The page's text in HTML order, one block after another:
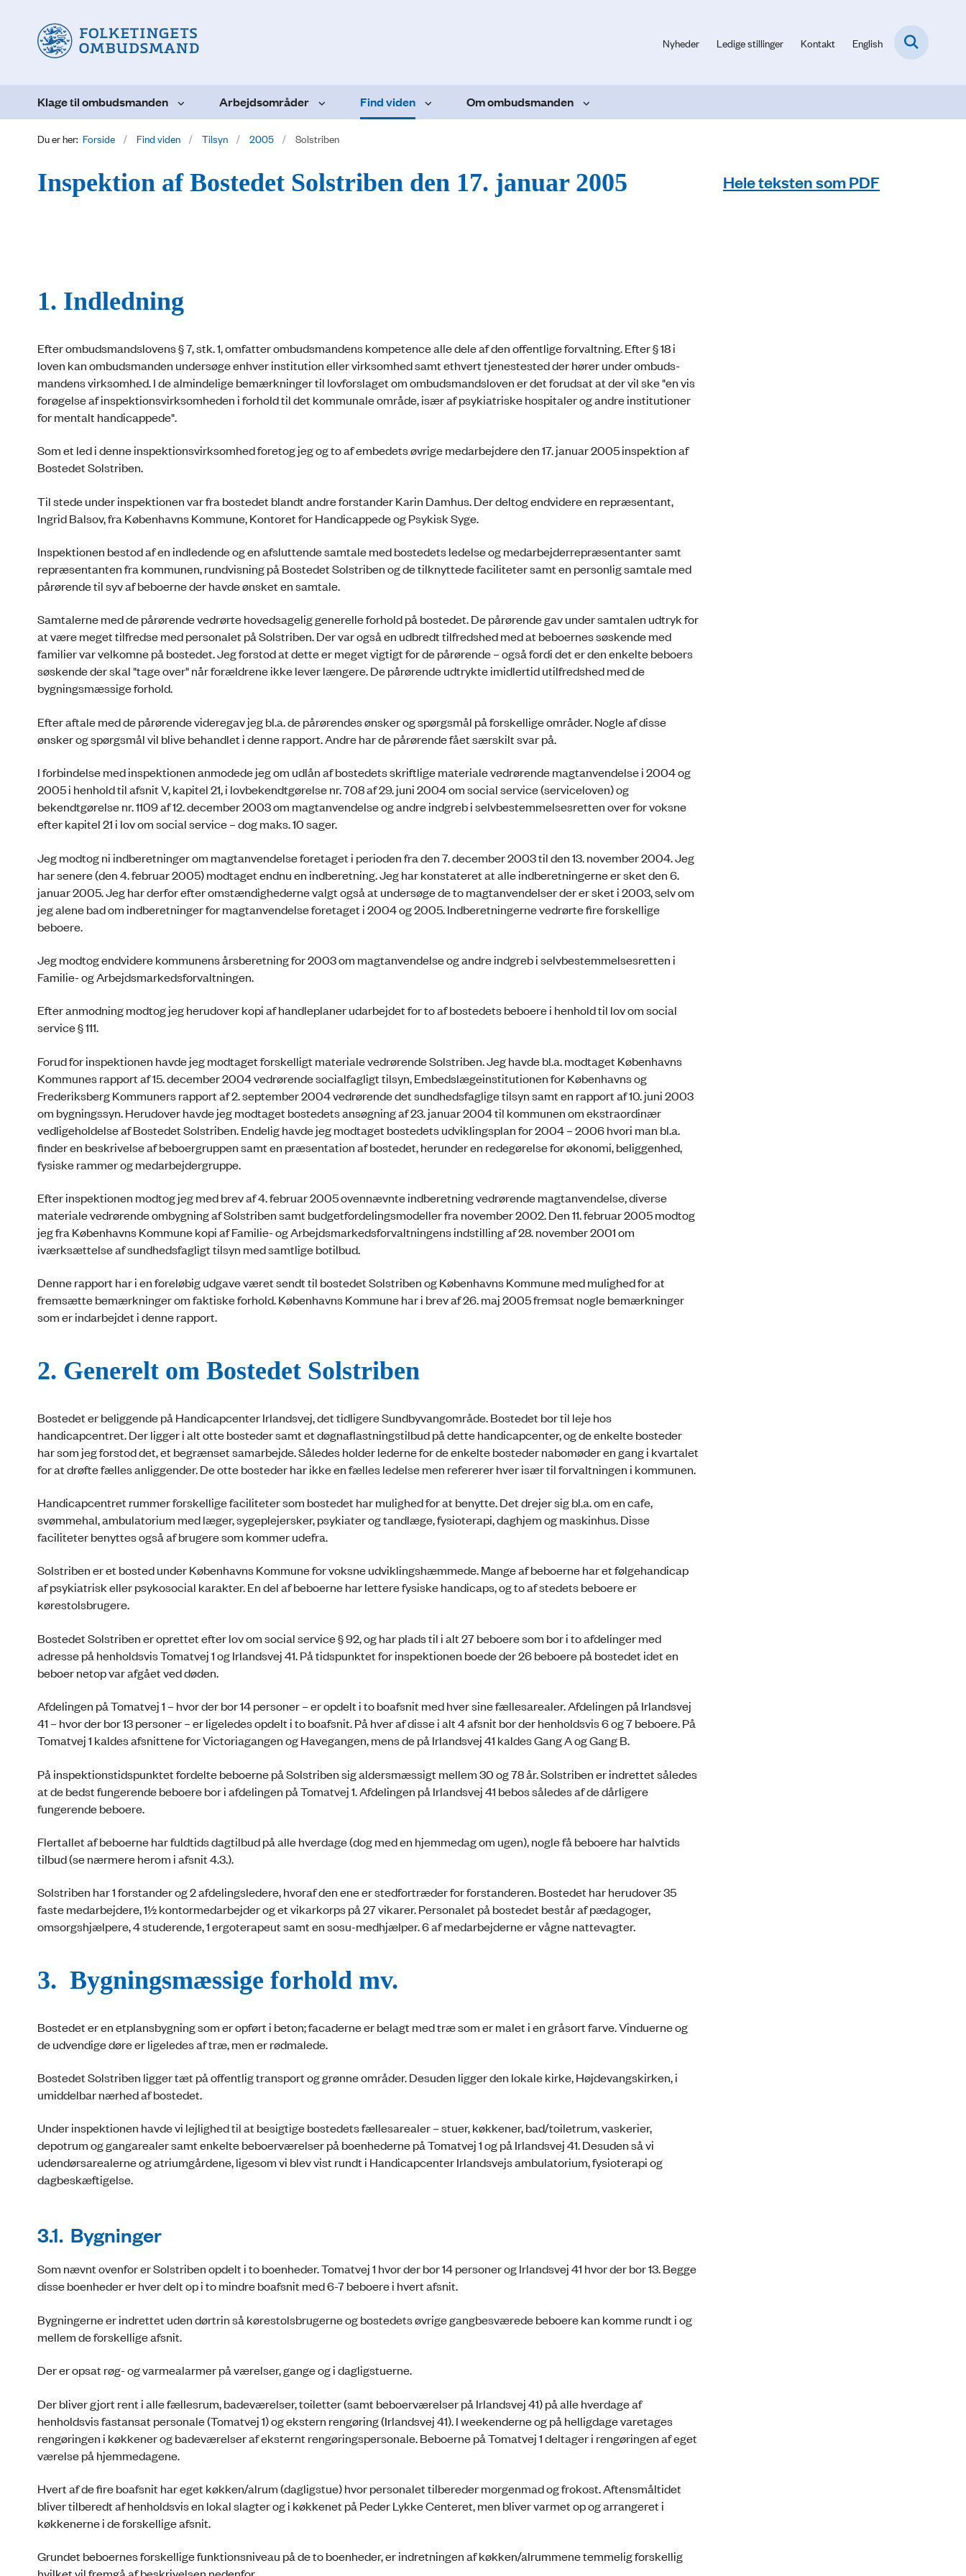
Nyheder Ledige stillinger Kontakt English
Klage til ombudsmanden Arbejdsområder Find viden Om ombudsmanden
Du er her: Forside Find viden Tilsyn 2005 Solstriben
Inspektion af Bostedet Solstriben den 17. januar 2005
1. Indledning
Efter ombudsmandslovens § 7, stk. 1, omfatter ombudsmandens kompetence alle dele af den offentlige forvaltning. Efter § 18 i
loven kan ombudsmanden undersøge enhver institution eller virksomhed samt ethvert tjenestested der hører under ombuds­
mandens virksomhed. I de almindelige bemærkninger til lovforslaget om ombudsmandsloven er det forudsat at der vil ske "en vis
forøgelse af inspektionsvirksomheden i forhold til det kommunale område, især af psykiatriske hospitaler og andre institutioner
for mentalt handicappede".
Som et led i denne inspektionsvirksomhed foretog jeg og to af embe­dets øvrige medarbejdere den 17. januar 2005 inspektion af
Bostedet Solstriben.
Til stede under in­spektionen var fra bostedet blandt andre forstander Karin Damhus. Der deltog endvidere en repræsentant,
Ingrid Balsov, fra Københavns Kommune, Kontoret for Handicappede og Psykisk Syge.
Inspektionen bestod af en indledende og en afsluttende samtale med bostedets ledelse og med­arbejderrepræsentanter samt
repræsentanten fra kommunen, rundvis­ning på Bostedet Solstriben og de tilknyttede faciliteter samt en personlig samtale med
pårørende til syv af beboerne der havde ønsket en samtale.
Samtalerne med de pårørende vedrørte hovedsagelig generelle forhold på bostedet. De pårørende gav under samtalen udtryk for
at være meget tilfredse med personalet på Solstriben. Der var også en udbredt tilfredshed med at beboernes søskende med
familier var velkomne på bostedet. Jeg forstod at dette er meget vigtigt for de pårørende – også fordi det er den enkelte beboers
søskende der skal "tage over" når forældrene ikke lever længere. De pårørende udtrykte imidlertid utilfredshed med de
bygningsmæssige forhold.
Efter aftale med de pårørende videregav jeg bl.a. de pårørendes ønsker og spørgsmål på forskellige områder. Nogle af disse
ønsker og spørgsmål vil blive behandlet i denne rapport. Andre har de pårørende fået særskilt svar på.
I forbindelse med inspektionen anmodede jeg om udlån af bostedets skriftlige materiale vedrørende magtanvendelse i 2004 og
2005 i henhold til afsnit V, kapitel 21, i lovbekendtgørelse nr. 708 af 29. juni 2004 om social service (serviceloven) og
bekendtgørelse nr. 1109 af 12. december 2003 om magtanvendelse og andre indgreb i selvbestemmelsesretten over for voksne
efter kapitel 21 i lov om social service – dog maks. 10 sager.
Jeg modtog ni indberetninger om magtanvendelse foretaget i perioden fra den 7. december 2003 til den 13. november 2004. Jeg
har senere (den 4. februar 2005) modtaget endnu en indberetning. Jeg har konstateret at alle indberetningerne er sket den 6.
januar 2005. Jeg har derfor efter omstændighederne valgt også at undersøge de to magtanvendelser der er sket i 2003, selv om
jeg alene bad om indberetninger for magtanvendelse foretaget i 2004 og 2005. Indberetningerne vedrørte fire forskellige
beboere.
Jeg modtog endvidere kommunens årsberetning for 2003 om magtanvendelse og andre indgreb i selvbestemmelsesretten i
Familie- og Arbejdsmarkedsforvaltningen.
Efter anmodning modtog jeg herudover kopi af handleplaner udarbejdet for to af bostedets beboere i henhold til lov om social
service § 111.
Forud for inspektionen havde jeg modtaget forskelligt materiale vedrørende Solstriben. Jeg havde bl.a. modtaget Københavns
Kommunes rapport af 15. december 2004 vedrørende socialfagligt tilsyn, Embedslægeinstitutionen for Københavns og
Frederiksberg Kommuners rapport af 2. september 2004 vedrørende det sundhedsfaglige tilsyn samt en rapport af 10. juni 2003
om bygningssyn. Herudover havde jeg modtaget bostedets ansøgning af 23. januar 2004 til kommunen om ekstraordinær
vedligeholdelse af Bostedet Solstriben. Endelig havde jeg modtaget bostedets udviklingsplan for 2004 – 2006 hvori man bl.a.
finder en beskrivelse af beboergruppen samt en præsentation af bostedet, herunder en redegørelse for økonomi, beliggenhed,
fysiske rammer og medarbejdergruppe.
Efter inspektionen modtog jeg med brev af 4. februar 2005 ovennævnte indberetning vedrørende magtanvendelse, diverse
materiale vedrørende ombygning af Solstriben samt budgetfordelingsmodeller fra november 2002. Den 11. februar 2005 modtog
jeg fra Københavns Kommune kopi af Familie- og Arbejdsmarkedsforvaltningens indstilling af 28. november 2001 om
iværksættelse af sundhedsfagligt tilsyn med samtlige botilbud.
Denne rapport har i en foreløbig udgave været sendt til bostedet Solstriben og Københavns Kommune med mulighed for at
fremsætte bemærkninger om faktiske forhold. Københavns Kommune har i brev af 26. maj 2005 fremsat nogle bemærkninger
som er indarbejdet i denne rapport.
2. Generelt om Bostedet Solstriben
Bostedet er beliggende på Handicapcenter Irlandsvej, det tidligere Sundbyvangområde. Bostedet bor til leje hos
handicapcentret. Der ligger i alt otte bosteder samt et døgnaflastningstilbud på dette handicapcenter, og de enkelte bosteder
har som jeg forstod det, et begrænset samarbejde. Således holder lederne for de enkelte bosteder nabomøder en gang i kvartalet
for at drøfte fælles anliggender. De otte bosteder har ikke en fælles ledelse men refererer hver især til forvaltningen i kommunen.
Handicapcentret rummer forskellige faciliteter som bostedet har mulighed for at benytte. Det drejer sig bl.a. om en cafe,
svømmehal, ambulatorium med læger, sygeplejersker, psykiater og tandlæge, fysioterapi, daghjem og maskinhus. Disse
faciliteter benyttes også af brugere som kommer udefra.
Solstriben er et bosted under Københavns Kommune for voksne udviklingshæmmede. Mange af beboerne har et følgehandicap
af psykiatrisk eller psykosocial karakter. En del af beboerne har lettere fysiske handicaps, og to af stedets beboere er
kørestolsbrugere.
Bostedet Solstriben er oprettet efter lov om social service § 92, og har plads til i alt 27 beboere som bor i to afdelinger med
adresse på henholdsvis Tomatvej 1 og Irlandsvej 41. På tidspunktet for inspektionen boede der 26 beboere på bostedet idet en
beboer netop var afgået ved døden.
Afdelingen på Tomatvej 1 – hvor der bor 14 personer – er opdelt i to boafsnit med hver sine fællesarealer. Afdelingen på Irlandsvej
41 – hvor der bor 13 personer – er ligeledes opdelt i to boafsnit. På hver af disse i alt 4 afsnit bor der henholdsvis 6 og 7 beboere. På
Tomatvej 1 kaldes afsnittene for Victoriagangen og Havegangen, mens de på Irlandsvej 41 kaldes Gang A og Gang B.
På inspektionstidspunktet fordelte beboerne på Solstriben sig aldersmæssigt mellem 30 og 78 år. Solstriben er indrettet således
at de bedst fungerende beboere bor i afdelingen på Tomatvej 1. Afdelingen på Irlandsvej 41 bebos således af de dårligere
fungerende beboere.
Flertallet af beboerne har fuldtids dagtilbud på alle hverdage (dog med en hjemmedag om ugen), nogle få beboere har halvtids
tilbud (se nærmere herom i afsnit 4.3.).
Solstriben har 1 forstander og 2 afdelingsledere, hvoraf den ene er stedfortræder for forstanderen. Bostedet har herudover 35
faste medarbejdere, 1½ kontormedarbejder og et vikarkorps på 27 vikarer. Personalet på bostedet består af pædagoger,
omsorgshjælpere, 4 studerende, 1 ergoterapeut samt en sosu-medhjælper. 6 af medarbejderne er vågne nattevagter.
3. Bygningsmæssige forhold mv.
Bostedet er en etplansbygning som er opført i beton; facaderne er belagt med træ som er malet i en gråsort farve. Vinduerne og
de udvendige døre er ligeledes af træ, men er rødmalede.
Bostedet Solstriben ligger tæt på offentlig transport og grønne områder. Desuden ligger den lokale kirke, Højdevangskirken, i
umiddelbar nærhed af bostedet.
Under inspektionen havde vi lejlighed til at besigtige bostedets fællesarealer – stuer, køkkener, bad/toiletrum, vaskerier,
depotrum og gangarealer samt enkelte beboerværelser på boenhederne på Tomatvej 1 og på Irlandsvej 41. Desuden så vi
udendørsarealerne og atriumgårdene, ligesom vi blev vist rundt i Handicapcenter Irlandsvejs ambulatorium, fysioterapi og
dagbeskæftigelse.
3.1. Bygninger
Som nævnt ovenfor er Solstriben opdelt i to boenheder. Tomatvej 1 hvor der bor 14 personer og Irlandsvej 41 hvor der bor 13. Begge
disse boenheder er hver delt op i to mindre boafsnit med 6-7 beboere i hvert afsnit.
Bygningerne er indrettet uden dørtrin så kørestolsbrugerne og bostedets øvrige gangbesværede beboere kan komme rundt i og
mellem de forskellige afsnit.
Der er opsat røg- og varmealarmer på værelser, gange og i dagligstuerne.
Der bliver gjort rent i alle fællesrum, badeværelser, toiletter (samt beboerværelser på Irlandsvej 41) på alle hverdage af
henholdsvis fastansat personale (Tomatvej 1) og ekstern rengøring (Irlandsvej 41). I weekenderne og på helligdage varetages
rengøringen i køkkener og badeværelser af eksternt rengøringspersonale. Beboerne på Tomatvej 1 deltager i rengøringen af eget
værelse på hjemmedagene.
Hvert af de fire boafsnit har eget køkken/alrum (dagligstue) hvor personalet tilbereder morgenmad og frokost. Aftensmåltidet
bliver tilberedt af henholdsvis en lokal slagter og i køkkenet på Peder Lykke Centeret, men bliver varmet op og arrangeret i
køkkenerne i de forskellige afsnit.
Grundet beboernes forskellige funktionsniveau på de to boenheder, er indretningen af køkken/alrummene temmelig forskellig
Hele teksten som PDF